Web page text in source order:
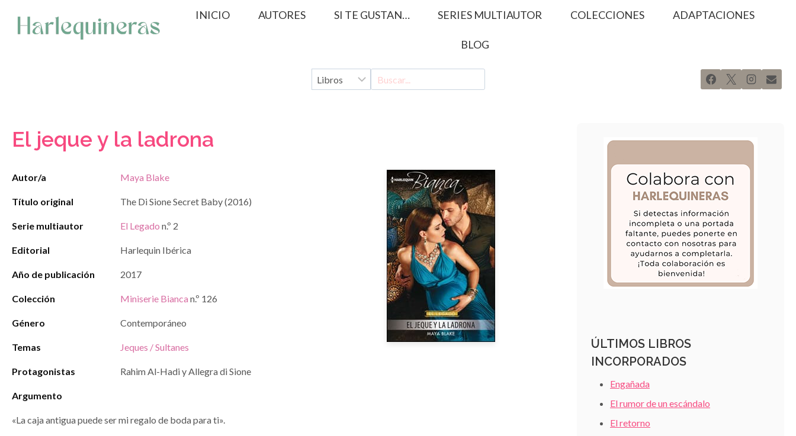
contenido
INICIO AUTORES SI TE GUSTAN… SERIES MULTIAUTOR COLECCIONES ADAPTACIONES
BLOG
El jeque y la ladrona
Autor/a Maya Blake
Título original The Di Sione Secret Baby (2016)
Serie multiautor El Legado n.º 2
Editorial Harlequin Ibérica
Año de publicación 2017
Colección Miniserie Bianca n.º 126
Género Contemporáneo
Temas Jeques / Sultanes
Protagonistas Rahim Al-Hadi y Allegra di Sione
Argumento
«La caja antigua puede ser mi regalo de boda para ti».
ÚLTIMOS LIBROS
INCORPORADOS
Engañada
El rumor de un escándalo
El retorno